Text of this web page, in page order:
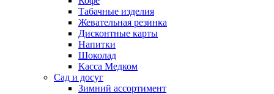
Табачные изделия
Жевательная резинка
Дисконтные карты
Напитки
Шоколад
Касса Медком
Сад и досуг
Зимний ассортимент